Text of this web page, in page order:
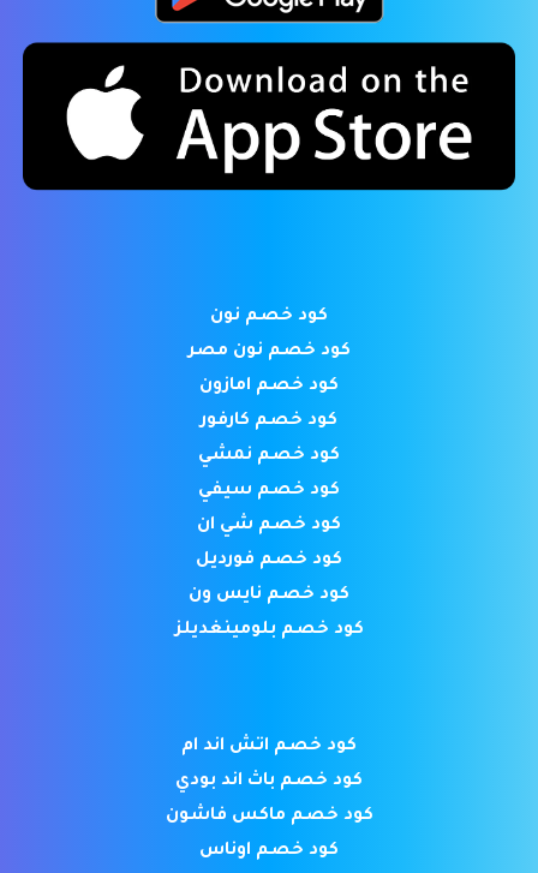
كود خصم نون
كود خصم نون مصر
كود خصم امازون
كود خصم كارفور
كود خصم نمشي
كود خصم سيفي
كود خصم شي ان
كود خصم فورديل
كود خصم نايس ون
كود خصم بلومينغديلز
كود خصم اتش اند ام
كود خصم باث اند بودي
كود خصم ماكس فاشون
كود خصم اوناس